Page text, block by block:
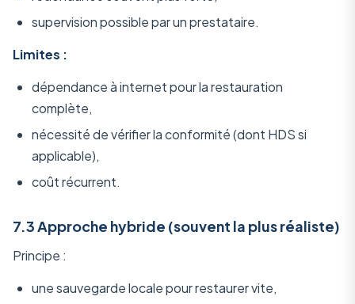
supervision possible par un prestataire.
Limites :
dépendance à internet pour la restauration
complète,
nécessité de vérifier la conformité (dont HDS si
applicable),
coût récurrent.
7.3 Approche hybride (souvent la plus réaliste)
Principe :
une sauvegarde locale pour restaurer vite,